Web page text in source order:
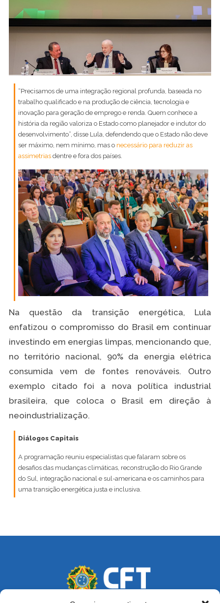
“Precisamos de uma integração regional profunda, baseada no
trabalho qualificado e na produção de ciência, tecnologia e
inovação para geração de emprego e renda. Quem conhece a
história da região valoriza o Estado como planejador e indutor do
desenvolvimento”, disse Lula, defendendo que o Estado não deve
ser máximo, nem mínimo, mas o necessário para reduzir as
assimetriasdentre e fora dos países.
Na questão da transição energética, Lula
enfatizou o compromisso do Brasil em continuar
investindo em energias limpas, mencionando que,
no território nacional, 90% da energia elétrica
consumida vem de fontes renováveis. Outro
exemplo citado foi a nova política industrial
brasileira, que coloca o Brasil em direção à
neoindustrialização.
Diálogos Capitais
A programação reuniu especialistas que falaram sobre os
desafios das mudanças climáticas, reconstrução do Rio Grande
do Sul, integração nacional e sul-americana e os caminhos para
uma transição energética justa e inclusiva.